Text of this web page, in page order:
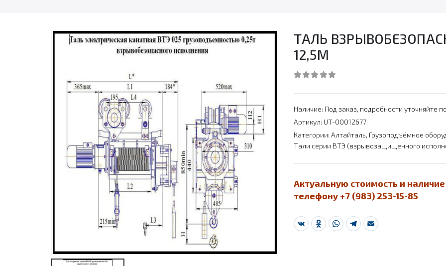
ТАЛЬ
12,5М
Наличие: Под заказ, подробности уточняйте
Артикул: UT-00012677
Категории: Алтайталь, Грузоподъёмное
Тали серии ВТЭ (взрывозащищенного
Актуальную стоимость и
телефону +7 (983) 253-15-85
VK Odnoklassniki
WhatsApp
Telegram
Email